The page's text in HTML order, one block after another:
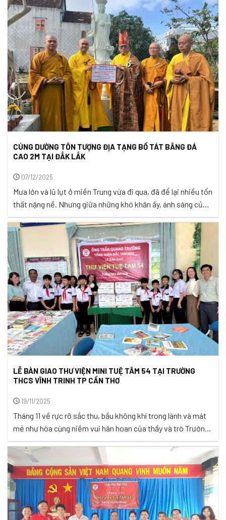
ran tạo nên khung cảnh rất riêng của đất cảng. Không chỉ
đẹp bởi cảnh sắc, Hải ...
CÚNG DƯỜNG TÔN TƯỢNG ĐỊA TẠNG BỒ TÁT BẰNG ĐÁ
CAO 2M TẠI ĐẮK LẮK
07/12/2025
Mưa lớn và lũ lụt ở miền Trung vừa đi qua, đã để lại nhiều tổn
thất nặng nề. Nhưng giữa những khó khăn ấy, ánh sáng của
tình người vẫn luôn hiện hữu. Khi nhìn những mái nhà chìm
trong nước, những con người đang gồng mình giữa dòng lũ,
ta không chỉ thấy ...
LỄ BÀN GIAO THƯ VIỆN MINI TUỆ TÂM 54 TẠI TRƯỜNG
THCS VĨNH TRINH TP CẦN THƠ
19/11/2025
Tháng 11 về rực rỡ sắc thu, bầu không khí trong lành và mát
mẻ như hòa cùng niềm vui hân hoan của thầy và trò Trường
THCS Vĩnh Trinh tại ấp Vĩnh Thành, xã Vĩnh Trinh, thành phố
Cần Thơ khi được đón nhận món quà ý nghĩa – Thư viện mini
Tuệ Tâm ...